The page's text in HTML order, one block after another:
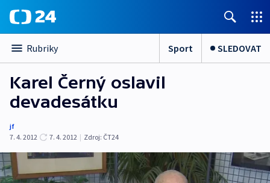
Rubriky Sport SLEDOVAT
Karel Černý oslavil
devadesátku
jf
7. 4. 2012
7. 4. 2012 | Zdroj: ČT24